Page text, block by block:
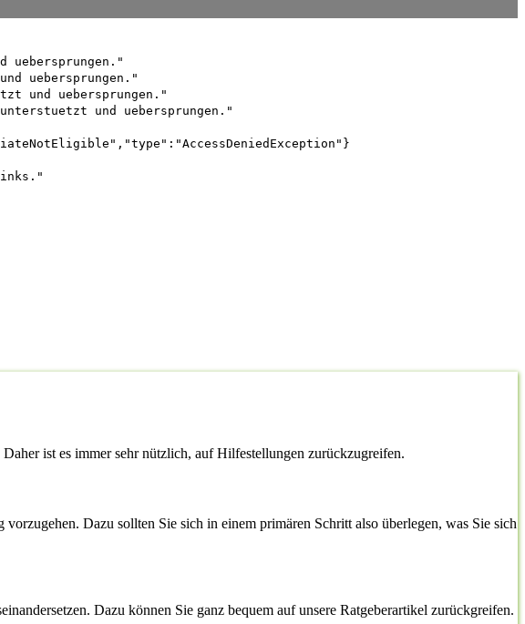
uebersprungen."
und uebersprungen."
und uebersprungen."
ist es immer sehr nützlich, auf Hilfestellungen zurückzugreifen.
Dazu sollten Sie sich in einem primären Schritt also überlegen, was Sie sich
Dazu können Sie ganz bequem auf unsere Ratgeberartikel zurückgreifen.